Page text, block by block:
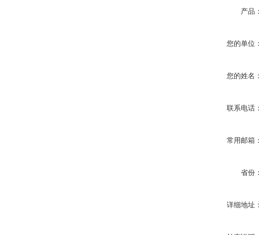
产品：
您的单位：
您的姓名：
联系电话：
常用邮箱：
省份：
详细地址：